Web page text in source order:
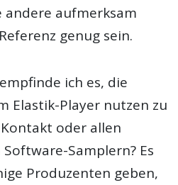
andere aufmerksam
genug sein.
ich es, die
Elastik-Player nutzen zu
oder allen
Samplern? Es
Produzenten geben,